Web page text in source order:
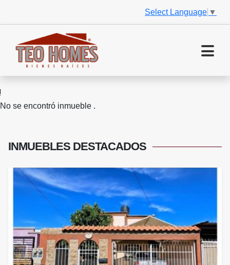
Select Language ▼
No se encontró inmueble .
INMUEBLES DESTACADOS